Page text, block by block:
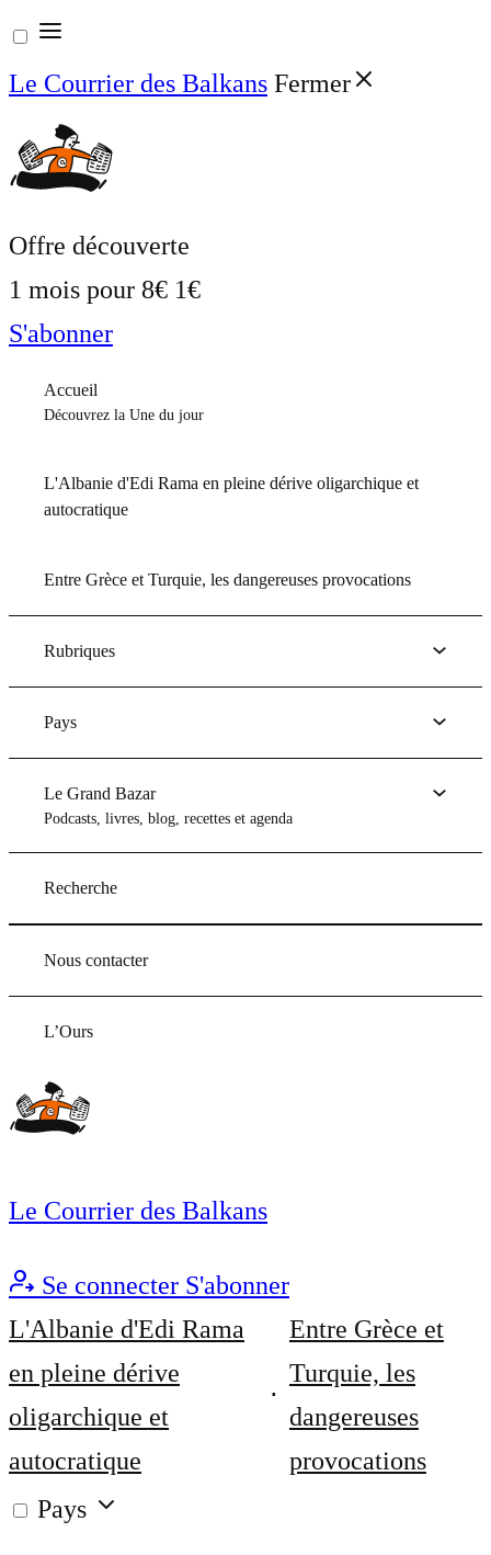
Aller
au
contenu
Le Courrier des Balkans Fermer
Offre découverte
1 mois pour 8€ 1€
S'abonner
Accueil
Découvrez la Une du jour
L'Albanie d'Edi Rama en pleine dérive oligarchique et
autocratique
Entre Grèce et Turquie, les dangereuses provocations
Rubriques
Pays
Le Grand Bazar
Podcasts, livres, blog, recettes et agenda
Recherche
Nous contacter
L’Ours
Le Courrier des Balkans
Se connecter S'abonner
L'Albanie d'Edi Rama
en pleine dérive
oligarchique et
autocratique
Entre Grèce et
Turquie, les
dangereuses
provocations
Pays